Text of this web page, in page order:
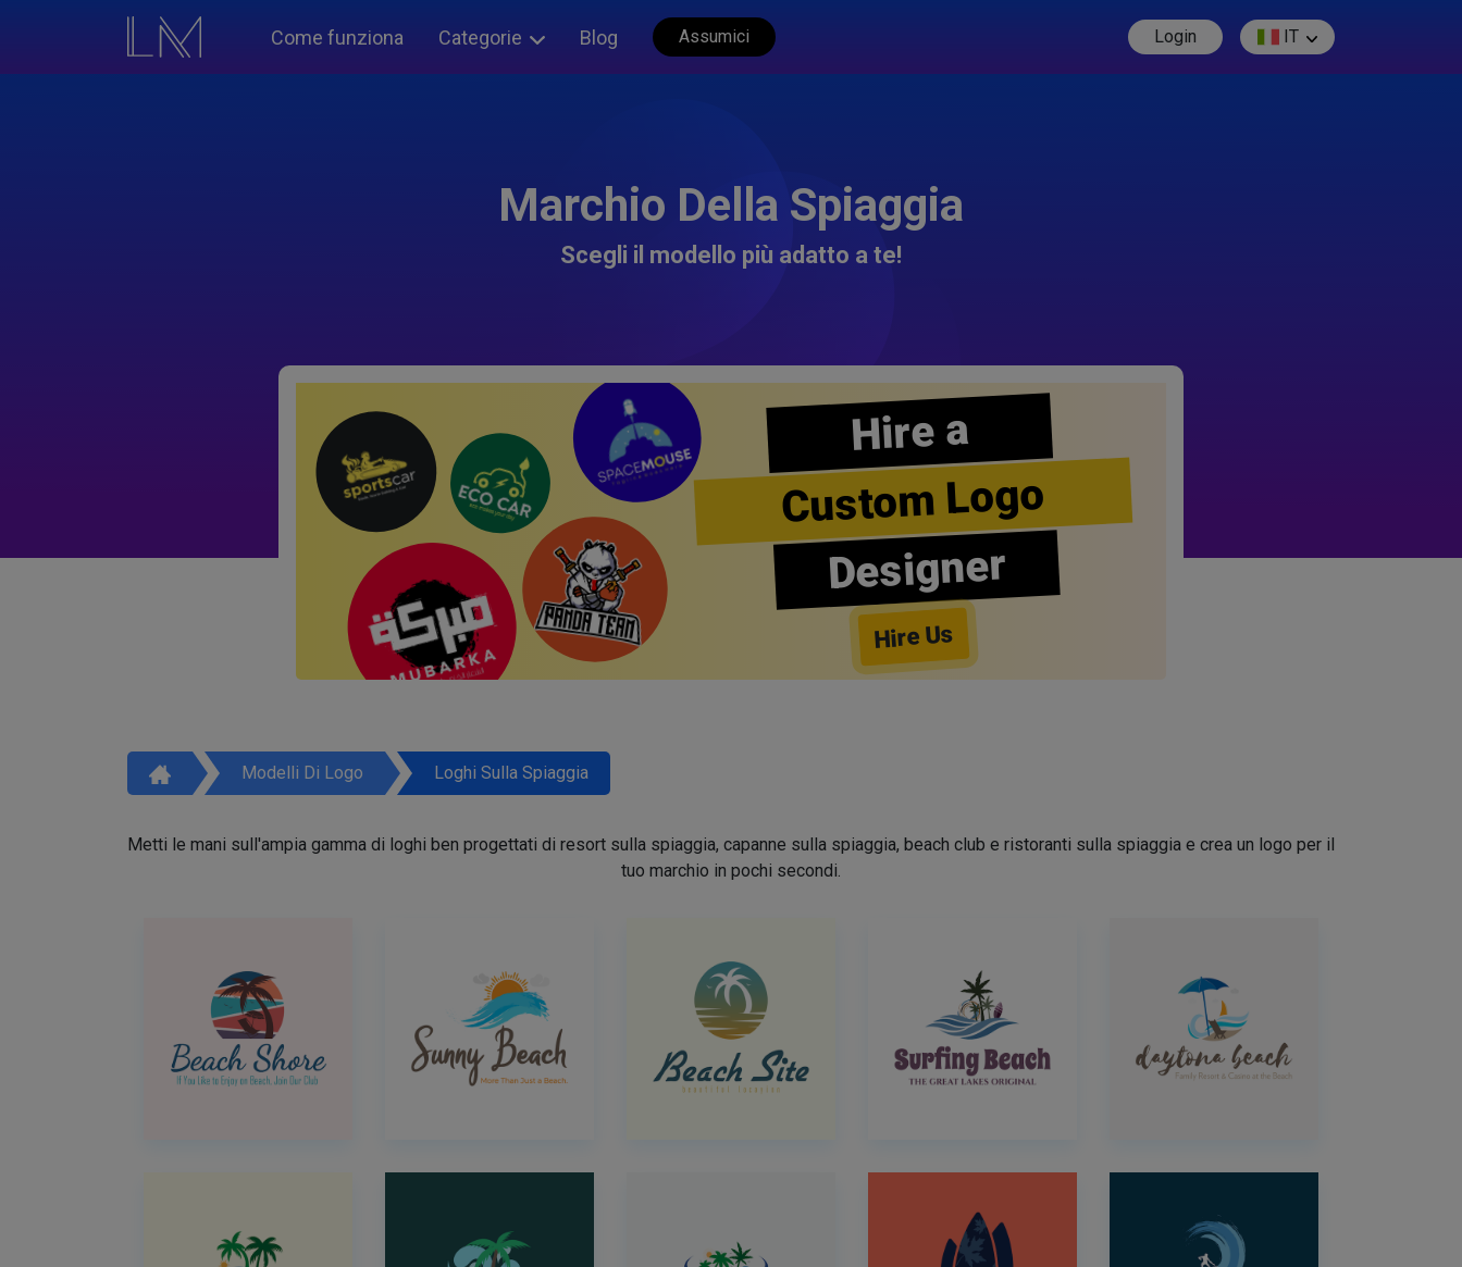
Come funziona Categorie Blog Assumici Login IT
Marchio Della Spiaggia
Scegli il modello più adatto a te!
Hire a
Custom Logo
Designer
Hire Us
Modelli Di Logo Loghi Sulla Spiaggia
Metti le mani sull'ampia gamma di loghi ben progettati di resort sulla spiaggia, capanne sulla spiaggia, beach club e ristoranti sulla spiaggia e crea un logo per il
tuo marchio in pochi secondi.